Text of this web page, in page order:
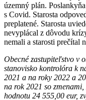
územný plán.
s Covid. Starosta
preplatené. Starosta
nevyplácal z dôvodu
nemali a starosti prečítal
Obecné zastupiteľstvo v
stanovisko kontrolóra k
2021 a na roky 2022 a
na rok 2021 so
hodnotu 24 555,00 eur,